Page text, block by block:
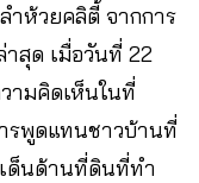
ำห้วยคลิตี้ จากการ
สุด เมื่อวันที่ 22
ามคิดเห็นในที่
รพูดแทนชาวบ้านที่
ด็นด้านที่ดินที่ทำ